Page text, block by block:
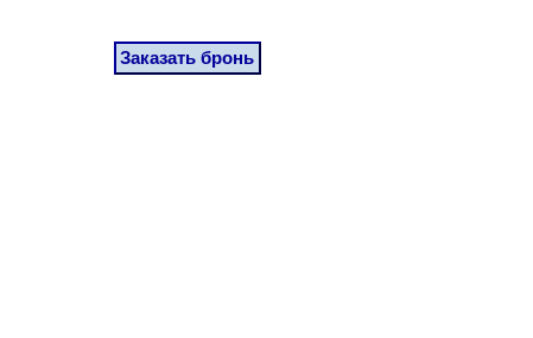
Заказать бронь